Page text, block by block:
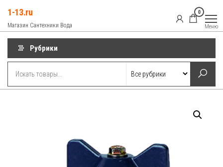
содержимому
1-13.ru
Магазин Сантехники Вода
0
Меню
Рубрики